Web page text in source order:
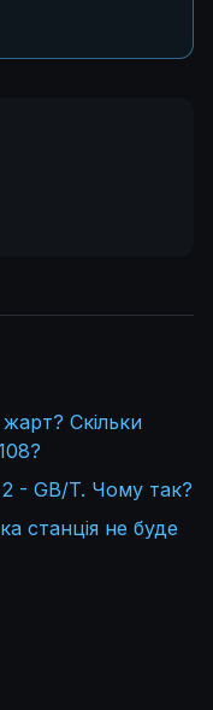
Скільки
- GB/T. Чому так?
станція не буде